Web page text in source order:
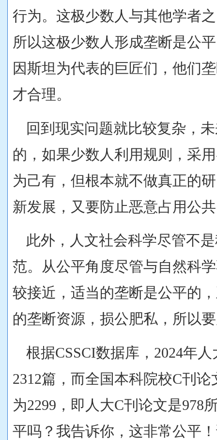
行为。这极少数人与其他学者
所以这极少数人形成垄断是公
因斯坦为代表的巨匠们，他们
才合理。
回到现实问题就比较复杂，
的，如果少数人利用规则，采
为己有，但根本就不做真正的
新发展，又要防止恶意占用公
此外，人文社会科学尽管不
范。从公平角度尽管与自然科
较接近，适当的垄断是公平的
的垄断资源，损公肥私，所以
根据CSSCI数据库，2024年
2312篇，而全国本科院校C刊论
为2299，即人大C刊论文是978
平吗？我告诉你，这非常公平